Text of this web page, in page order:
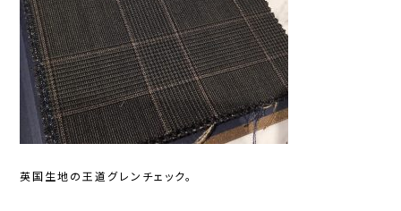
英国生地の王道グレンチェック。